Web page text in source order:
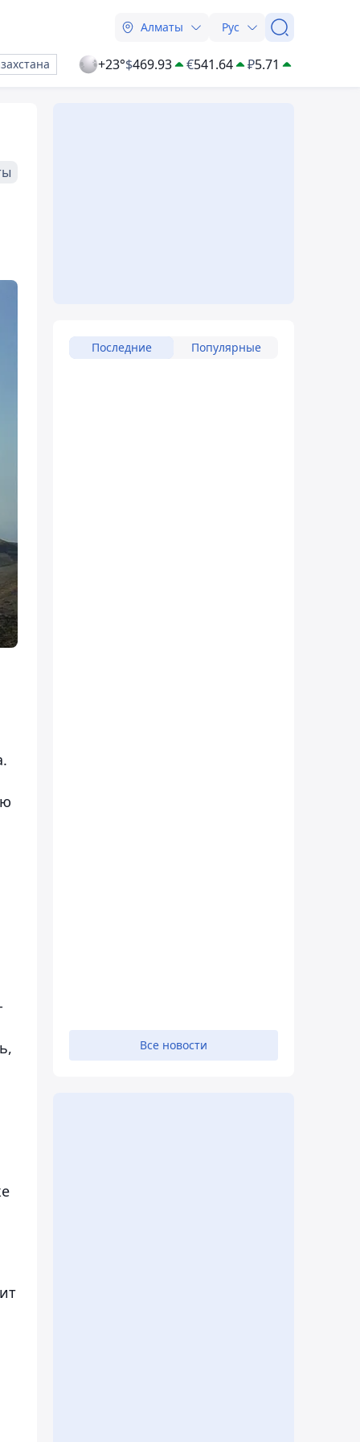
Алматы Рус
+23°$469.93 €541.64 ₽5.71
Последние Популярные
Все новости